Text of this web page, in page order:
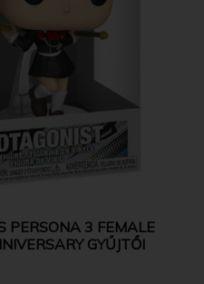
PERSONA 3 FEMALE
GYŰJTŐI